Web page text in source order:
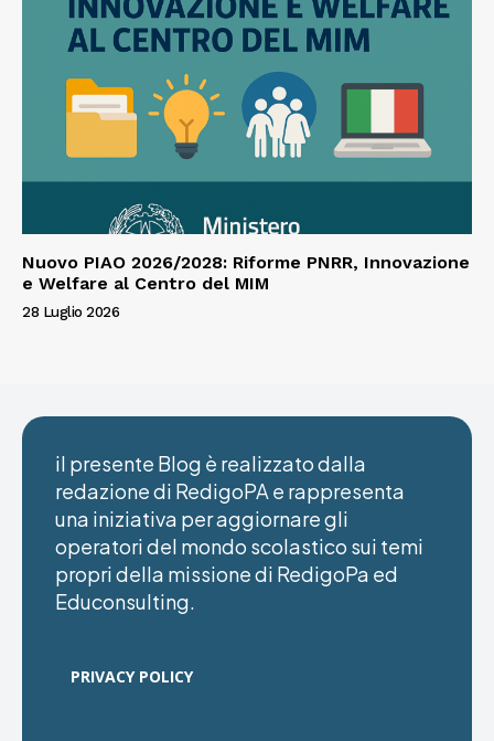
Nuovo PIAO 2026/2028: Riforme PNRR, Innovazione
e Welfare al Centro del MIM
28 Luglio 2026
il presente Blog è realizzato dalla
redazione di RedigoPA e rappresenta
una iniziativa per aggiornare gli
operatori del mondo scolastico sui temi
propri della missione di RedigoPa ed
Educonsulting.
PRIVACY POLICY